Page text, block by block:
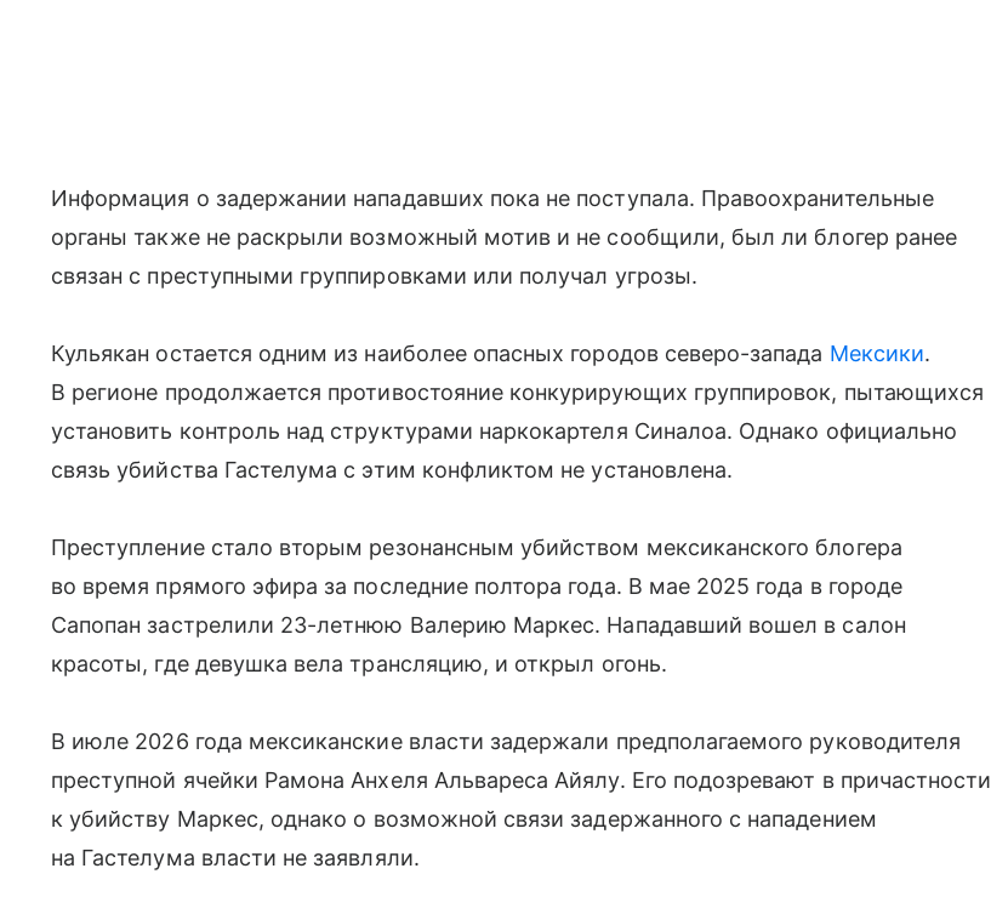
Информация о задержании нападавших пока не поступала. Правоохранительные
органы также не раскрыли возможный мотив и не сообщили, был ли блогер ранее
связан с преступными группировками или получал угрозы.
Кульякан остается одним из наиболее опасных городов северо-запада Мексики.
В регионе продолжается противостояние конкурирующих группировок, пытающихся
установить контроль над структурами наркокартеля Синалоа. Однако официально
связь убийства Гастелума с этим конфликтом не установлена.
Преступление стало вторым резонансным убийством мексиканского блогера
во время прямого эфира за последние полтора года. В мае 2025 года в городе
Сапопан застрелили 23-летнюю Валерию Маркес. Нападавший вошел в салон
красоты, где девушка вела трансляцию, и открыл огонь.
В июле 2026 года мексиканские власти задержали предполагаемого руководителя
преступной ячейки Рамона Анхеля Альвареса Айялу. Его подозревают в причастности
к убийству Маркес, однако о возможной связи задержанного с нападением
на Гастелума власти не заявляли.